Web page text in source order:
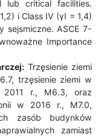
lub critical facilities.
i Class IV (γI = 1,4)
sejsmiczne. ASCE 7-
Importance
Trzęsienie ziemi
trzęsienie ziemi w
2011 r., M6.3, oraz
w 2016 r., M7.0,
zasób budynków
zamiast